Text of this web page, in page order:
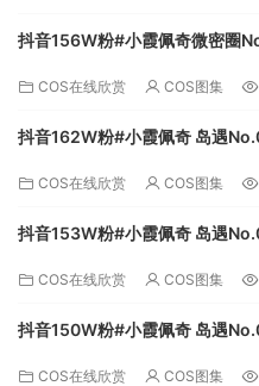
抖音156W粉#小霞佩奇微密圈
COS在线欣赏 COS图集
抖音162W粉#小霞佩奇 岛遇
COS在线欣赏 COS图集
抖音153W粉#小霞佩奇 岛遇
COS在线欣赏 COS图集
抖音150W粉#小霞佩奇 岛遇
COS在线欣赏 COS图集